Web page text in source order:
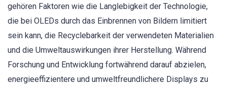
gehören Faktoren wie die Langlebigkeit der Technologie,
die bei OLEDs durch das Einbrennen von Bildern limitiert
sein kann, die Recyclebarkeit der verwendeten Materialien
und die Umweltauswirkungen ihrer Herstellung. Während
Forschung und Entwicklung fortwährend darauf abzielen,
energieeffizientere und umweltfreundlichere Displays zu